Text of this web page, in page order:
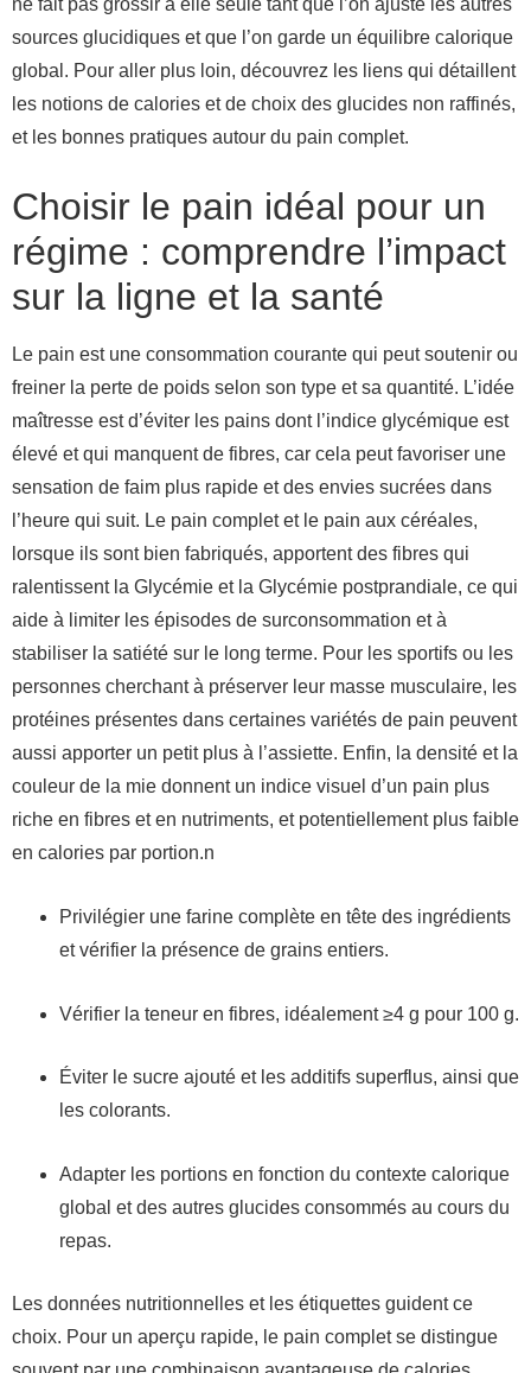
sources glucidiques et que l’on garde un équilibre calorique
global. Pour aller plus loin, découvrez les liens qui détaillent
les notions de calories et de choix des glucides non raffinés,
et les bonnes pratiques autour du pain complet.
Choisir le pain idéal pour un
régime : comprendre l’impact
sur la ligne et la santé
Le pain est une consommation courante qui peut soutenir ou
freiner la perte de poids selon son type et sa quantité. L’idée
maîtresse est d’éviter les pains dont l’indice glycémique est
élevé et qui manquent de fibres, car cela peut favoriser une
sensation de faim plus rapide et des envies sucrées dans
l’heure qui suit. Le pain complet et le pain aux céréales,
lorsque ils sont bien fabriqués, apportent des fibres qui
ralentissent la Glycémie et la Glycémie postprandiale, ce qui
aide à limiter les épisodes de surconsommation et à
stabiliser la satiété sur le long terme. Pour les sportifs ou les
personnes cherchant à préserver leur masse musculaire, les
protéines présentes dans certaines variétés de pain peuvent
aussi apporter un petit plus à l’assiette. Enfin, la densité et la
couleur de la mie donnent un indice visuel d’un pain plus
riche en fibres et en nutriments, et potentiellement plus faible
en calories par portion.n
Privilégier une farine complète en tête des ingrédients
et vérifier la présence de grains entiers.
Vérifier la teneur en fibres, idéalement ≥4 g pour 100 g.
Éviter le sucre ajouté et les additifs superflus, ainsi que
les colorants.
Adapter les portions en fonction du contexte calorique
global et des autres glucides consommés au cours du
repas.
Les données nutritionnelles et les étiquettes guident ce
choix. Pour un aperçu rapide, le pain complet se distingue